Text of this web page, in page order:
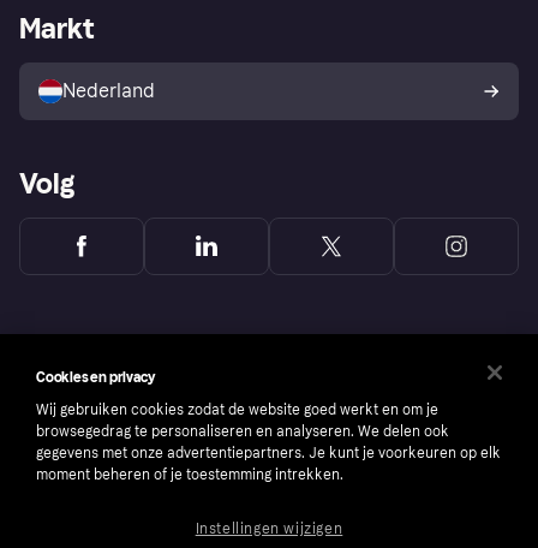
Winkeloverzicht
Kopersbescherming voor
consumenten
Zakelijke login
Markt
Nederland
Volg
Cookies en privacy
Wij gebruiken cookies zodat de website goed werkt en om je
browsegedrag te personaliseren en analyseren. We delen ook
gegevens met onze advertentiepartners. Je kunt je voorkeuren op elk
moment beheren of je toestemming intrekken.
Instellingen wijzigen